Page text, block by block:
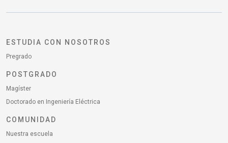
ESTUDIA CON NOSOTROS
Pregrado
POSTGRADO
Magíster
Doctorado en Ingeniería Eléctrica
COMUNIDAD
Nuestra escuela